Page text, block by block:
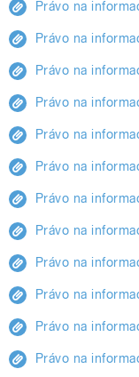
Právo na
Právo na
Právo na
Právo na
Právo na
Právo na
Právo na
Právo na
Právo na
Právo na
Právo na
Právo na